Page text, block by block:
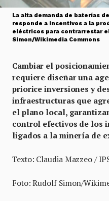
La alta demanda de baterías
responde a incentivos a la
eléctricos para contrarrestar
Simon/Wikimedia Commons
Cambiar el
requiere diseñar una
priorice inversiones y
infraestructuras que
el plano local,
control efectivos de los
ligados a la minería de
Texto: Claudia Mazzeo /
Foto: Rudolf Simon/